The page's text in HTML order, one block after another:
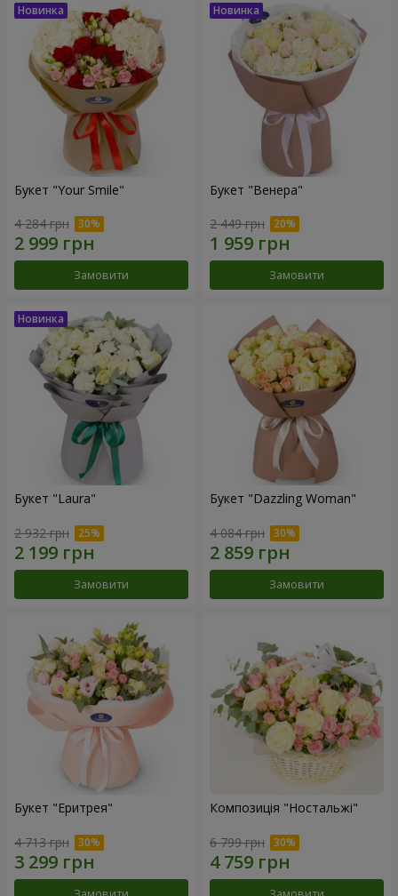
Букет "Your Smile"
4 284 грн
Замовити
Букет "Венера"
2 449 грн
Замовити
Букет "Laura"
2 932 грн
Замовити
Букет "Dazzling Woman"
4 084 грн
Замовити
Букет "Еритрея"
4 713 грн
Композиція "Ностальжі"
6 799 грн